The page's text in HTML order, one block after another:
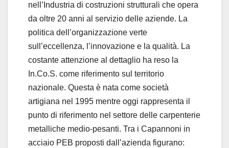
nell’Industria di costruzioni strutturali che opera
da oltre 20 anni al servizio delle aziende. La
politica dell’organizzazione verte
sull’eccellenza, l’innovazione e la qualità. La
costante attenzione al dettaglio ha reso la
In.Co.S. come riferimento sul territorio
nazionale. Questa è nata come società
artigiana nel 1995 mentre oggi rappresenta il
punto di riferimento nel settore delle carpenterie
metalliche medio-pesanti. Tra i Capannoni in
acciaio PEB proposti dall’azienda figurano: